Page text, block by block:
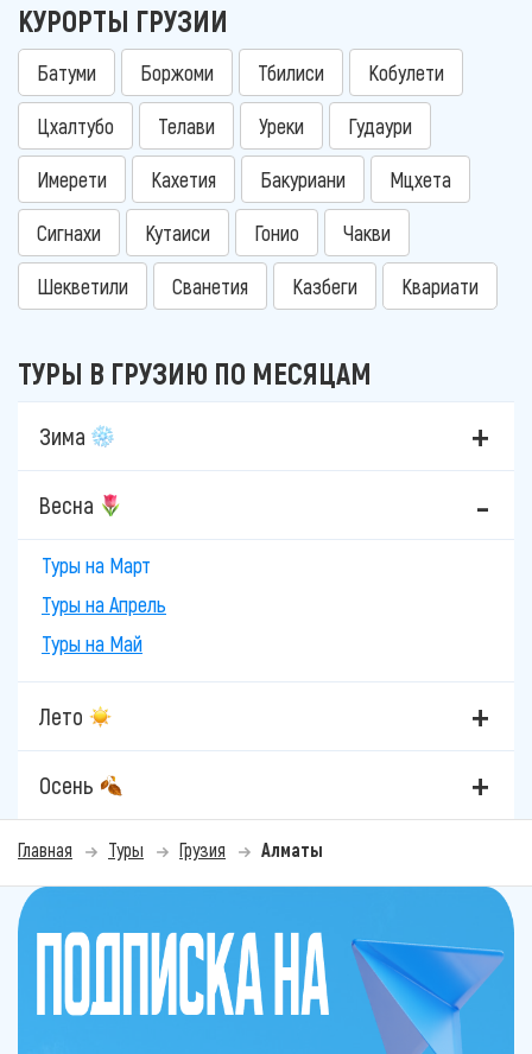
КУРОРТЫ ГРУЗИИ
Батуми Боржоми Тбилиси Кобулети
Цхалтубо Телави Уреки Гудаури
Имерети Кахетия Бакуриани Мцхета
Сигнахи Кутаиси Гонио Чакви
Шекветили Сванетия Казбеги Квариати
ТУРЫ В ГРУЗИЮ ПО МЕСЯЦАМ
Зима
Весна
Туры на Март
Туры на Апрель
Туры на Май
Лето
Осень
Главная Туры Грузия Алматы